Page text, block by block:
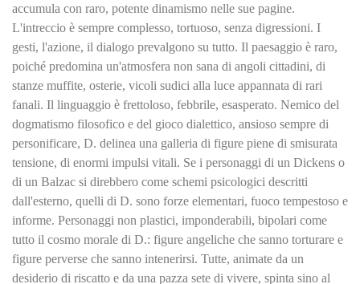
accumula con raro, potente dinamismo nelle sue pagine.
L'intreccio è sempre complesso, tortuoso, senza digressioni. I
gesti, l'azione, il dialogo prevalgono su tutto. Il paesaggio è raro,
poiché predomina un'atmosfera non sana di angoli cittadini, di
stanze muffite, osterie, vicoli sudici alla luce appannata di rari
fanali. Il linguaggio è frettoloso, febbrile, esasperato. Nemico del
dogmatismo filosofico e del gioco dialettico, ansioso sempre di
personificare, D. delinea una galleria di figure piene di smisurata
tensione, di enormi impulsi vitali. Se i personaggi di un Dickens o
di un Balzac si direbbero come schemi psicologici descritti
dall'esterno, quelli di D. sono forze elementari, fuoco tempestoso e
informe. Personaggi non plastici, imponderabili, bipolari come
tutto il cosmo morale di D.: figure angeliche che sanno torturare e
figure perverse che sanno intenerirsi. Tutte, animate da un
desiderio di riscatto e da una pazza sete di vivere, spinta sino al